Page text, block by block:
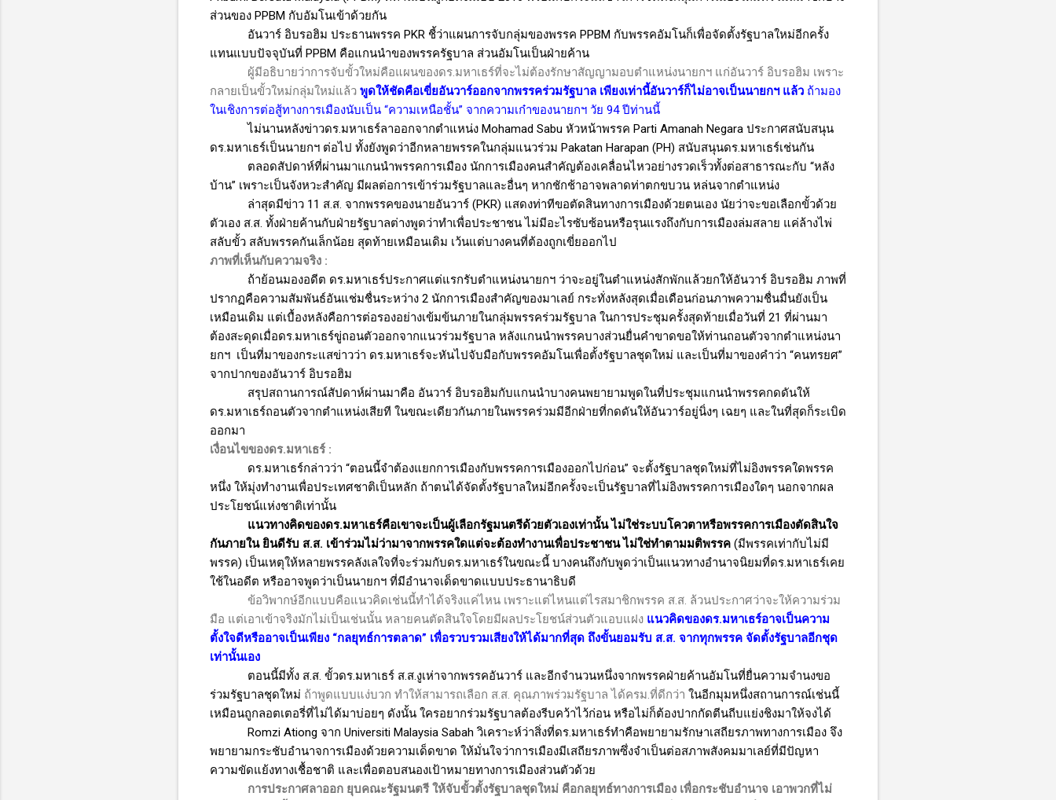
ส่วนของ PPBM กับอัมโนเข้าด้วยกัน
อันวาร์ อิบรอฮิม ประธานพรรค PKR ชี้ว่าแผนการจับกลุ่มของพรรค PPBM กับพรรคอัมโนก็เพื่อจัดตั้งรัฐบาลใหม่อีกครั้ง
แทนแบบปัจจุบันที่ PPBM คือแกนนำของพรรครัฐบาล ส่วนอัมโนเป็นฝ่ายค้าน
ผู้มีอธิบายว่าการจับขั้วใหม่คือแผนของดร.มหาเธร์ที่จะไม่ต้องรักษาสัญญามอบตำแหน่งนายกฯ แก่อันวาร์ อิบรอฮิม เพราะ
กลายเป็นขั้วใหม่กลุ่มใหม่แล้ว พูดให้ชัดคือเขี่ยอันวาร์ออกจากพรรคร่วมรัฐบาล เพียงเท่านี้อันวาร์ก็ไม่อาจเป็นนายกฯ แล้ว ถ้ามอง
ในเชิงการต่อสู้ทางการเมืองนับเป็น “ความเหนือชั้น” จากความเก๋าของนายกฯ วัย 94 ปีท่านนี้
ไม่นานหลังข่าวดร.มหาเธร์ลาออกจากตำแหน่ง Mohamad Sabu หัวหน้าพรรค Parti Amanah Negara ประกาศสนับสนุน
ดร.มหาเธร์เป็นนายกฯ ต่อไป ทั้งยังพูดว่าอีกหลายพรรคในกลุ่มแนวร่วม Pakatan Harapan (PH) สนับสนุนดร.มหาเธร์เช่นกัน
ตลอดสัปดาห์ที่ผ่านมาแกนนำพรรคการเมือง นักการเมืองคนสำคัญต้องเคลื่อนไหวอย่างรวดเร็วทั้งต่อสาธารณะกับ “หลัง
บ้าน” เพราะเป็นจังหวะสำคัญ มีผลต่อการเข้าร่วมรัฐบาลและอื่นๆ หากชักช้าอาจพลาดท่าตกขบวน หล่นจากตำแหน่ง
ล่าสุดมีข่าว 11 ส.ส. จากพรรคของนายอันวาร์ (PKR) แสดงท่าทีขอตัดสินทางการเมืองด้วยตนเอง นัยว่าจะขอเลือกขั้วด้วย
ตัวเอง ส.ส. ทั้งฝ่ายค้านกับฝ่ายรัฐบาลต่างพูดว่าทำเพื่อประชาชน ไม่มีอะไรซับซ้อนหรือรุนแรงถึงกับการเมืองล่มสลาย แค่ล้างไพ่
สลับขั้ว สลับพรรคกันเล็กน้อย สุดท้ายเหมือนเดิม เว้นแต่บางคนที่ต้องถูกเขี่ยออกไป
ภาพที่เห็นกับความจริง :
ถ้าย้อนมองอดีต ดร.มหาเธร์ประกาศแต่แรกรับตำแหน่งนายกฯ ว่าจะอยู่ในตำแหน่งสักพักแล้วยกให้อันวาร์ อิบรอฮิม ภาพที่
ปรากฏคือความสัมพันธ์อันแช่มชื่นระหว่าง 2 นักการเมืองสำคัญของมาเลย์ กระทั่งหลังสุดเมื่อเดือนก่อนภาพความชื่นมื่นยังเป็น
เหมือนเดิม แต่เบื้องหลังคือการต่อรองอย่างเข้มข้นภายในกลุ่มพรรคร่วมรัฐบาล ในการประชุมครั้งสุดท้ายเมื่อวันที่ 21 ที่ผ่านมา
ต้องสะดุดเมื่อดร.มหาเธร์ขู่ถอนตัวออกจากแนวร่วมรัฐบาล หลังแกนนำพรรคบางส่วนยื่นคำขาดขอให้ท่านถอนตัวจากตำแหน่งนา
ยกฯ เป็นที่มาของกระแสข่าวว่า ดร.มหาเธร์จะหันไปจับมือกับพรรคอัมโนเพื่อตั้งรัฐบาลชุดใหม่ และเป็นที่มาของคำว่า “คนทรยศ”
จากปากของอันวาร์ อิบรอฮิม
สรุปสถานการณ์สัปดาห์ผ่านมาคือ อันวาร์ อิบรอฮิมกับแกนนำบางคนพยายามพูดในที่ประชุมแกนนำพรรคกดดันให้
ดร.มหาเธร์ถอนตัวจากตำแหน่งเสียที ในขณะเดียวกันภายในพรรคร่วมมีอีกฝ่ายที่กดดันให้อันวาร์อยู่นิ่งๆ เฉยๆ และในที่สุดก็ระเบิด
ออกมา
เงื่อนไขของดร.มหาเธร์ :
ดร.มหาเธร์กล่าวว่า “ตอนนี้จำต้องแยกการเมืองกับพรรคการเมืองออกไปก่อน” จะตั้งรัฐบาลชุดใหม่ที่ไม่อิงพรรคใดพรรค
หนึ่ง ให้มุ่งทำงานเพื่อประเทศชาติเป็นหลัก ถ้าตนได้จัดตั้งรัฐบาลใหม่อีกครั้งจะเป็นรัฐบาลที่ไม่อิงพรรคการเมืองใดๆ นอกจากผล
ประโยชน์แห่งชาติเท่านั้น
แนวทางคิดของดร.มหาเธร์คือเขาจะเป็นผู้เลือกรัฐมนตรีด้วยตัวเองเท่านั้น ไม่ใช่ระบบโควตาหรือพรรคการเมืองตัดสินใจ
กันภายใน ยินดีรับ ส.ส. เข้าร่วมไม่ว่ามาจากพรรคใดแต่จะต้องทำงานเพื่อประชาชน ไม่ใช่ทำตามมติพรรค (มีพรรคเท่ากับไม่มี
พรรค) เป็นเหตุให้หลายพรรคลังเลใจที่จะร่วมกับดร.มหาเธร์ในขณะนี้ บางคนถึงกับพูดว่าเป็นแนวทางอำนาจนิยมที่ดร.มหาเธร์เคย
ใช้ในอดีต หรืออาจพูดว่าเป็นนายกฯ ที่มีอำนาจเด็ดขาดแบบประธานาธิบดี
ข้อวิพากษ์อีกแบบคือแนวคิดเช่นนี้ทำได้จริงแค่ไหน เพราะแต่ไหนแต่ไรสมาชิกพรรค ส.ส. ล้วนประกาศว่าจะให้ความร่วม
มือ แต่เอาเข้าจริงมักไม่เป็นเช่นนั้น หลายคนตัดสินใจโดยมีผลประโยชน์ส่วนตัวแอบแฝง แนวคิดของดร.มหาเธร์อาจเป็นความ
ตั้งใจดีหรืออาจเป็นเพียง “กลยุทธ์การตลาด” เพื่อรวบรวมเสียงให้ได้มากที่สุด ถึงขั้นยอมรับ ส.ส. จากทุกพรรค จัดตั้งรัฐบาลอีกชุด
เท่านั้นเอง
ตอนนี้มีทั้ง ส.ส. ขั้วดร.มหาเธร์ ส.ส.งูเห่าจากพรรคอันวาร์ และอีกจำนวนหนึ่งจากพรรคฝ่ายค้านอัมโนที่ยื่นความจำนงขอ
ร่วมรัฐบาลชุดใหม่ ถ้าพูดแบบแง่บวก ทำให้สามารถเลือก ส.ส. คุณภาพร่วมรัฐบาล ได้ครม.ที่ดีกว่า ในอีกมุมหนึ่งสถานการณ์เช่นนี้
เหมือนถูกลอตเตอรี่ที่ไม่ได้มาบ่อยๆ ดังนั้น ใครอยากร่วมรัฐบาลต้องรีบคว้าไว้ก่อน หรือไม่ก็ต้องปากกัดตีนถีบแย่งชิงมาให้จงได้
Romzi Ationg จาก Universiti Malaysia Sabah วิเคราะห์ว่าสิ่งที่ดร.มหาเธร์ทำคือพยายามรักษาเสถียรภาพทางการเมือง จึง
พยายามกระชับอำนาจการเมืองด้วยความเด็ดขาด ให้มั่นใจว่าการเมืองมีเสถียรภาพซึ่งจำเป็นต่อสภาพสังคมมาเลย์ที่มีปัญหา
ความขัดแย้งทางเชื้อชาติ และเพื่อตอบสนองเป้าหมายทางการเมืองส่วนตัวด้วย
การประกาศลาออก ยุบคณะรัฐมนตรี ให้จับขั้วตั้งรัฐบาลชุดใหม่ คือกลยุทธ์ทางการเมือง เพื่อกระชับอำนาจ เอาพวกที่ไม่